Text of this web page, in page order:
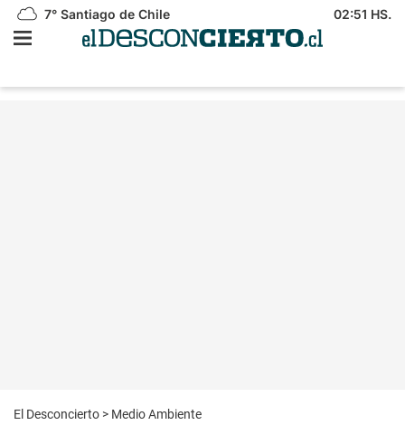
7° Santiago de Chile 02:51 HS.
El Desconcierto > Medio Ambiente